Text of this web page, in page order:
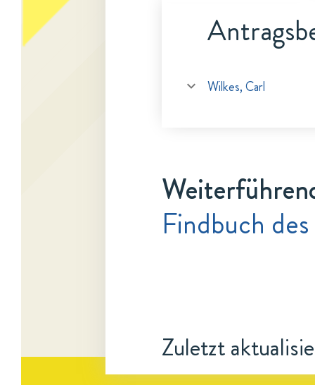
Wilkes, Carl
Findbuch
Zuletzt